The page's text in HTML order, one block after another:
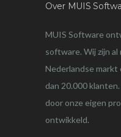
Over MUIS
MUIS Software
software. Wij zijn al
Nederlandse markt
dan 20.000
door onze eigen
ontwikkeld.